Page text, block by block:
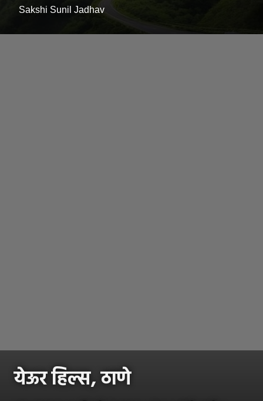
Sakshi Sunil Jadhav
येऊर हिल्स, ठाणे